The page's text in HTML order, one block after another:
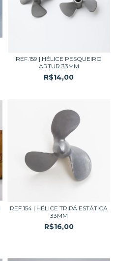
REF.159 | HÉLICE PESQUEIRO
ARTUR 33MM
R$14,00
REF.154 | HÉLICE TRIPÁ ESTÁTICA
33MM
R$16,00